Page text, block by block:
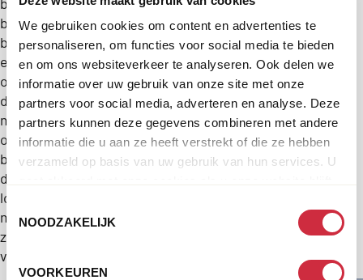
We gebruiken cookies om content en advertenties te
personaliseren, om functies voor social media te bieden
en om ons websiteverkeer te analyseren. Ook delen we
informatie over uw gebruik van onze site met onze
partners voor social media, adverteren en analyse. Deze
partners kunnen deze gegevens combineren met andere
informatie die u aan ze heeft verstrekt of die ze hebben
verzameld op basis van uw gebruik van hun services. U
Toestemmingsselectie
NOODZAKELIJK
VOORKEUREN
beschikbaar
blijft
en
ondanks
de
moeilijke
omstandigheden
blijven
de
lokale
medewerkers
zorg
verlenen.
mislukken van
vredesproces
niet alleen het
verlies van hoop,
maar mogelijk
ook van vele
mensenlevens.
Dit mogen we